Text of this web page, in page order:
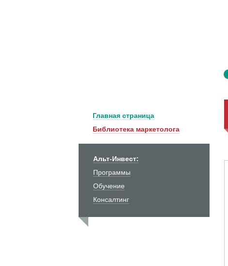
Главная страница
Библиотека маркетолога
Альт-Инвест:
Программы
Обучение
Консалтинг